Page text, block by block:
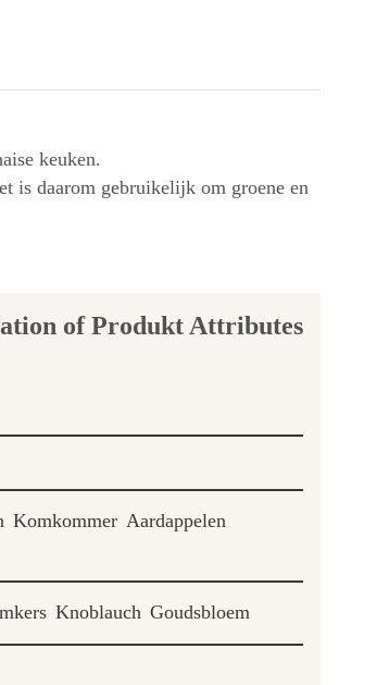
keuken.
is daarom gebruikelijk om groene en
Komkommer Aardappelen
Knoblauch Goudsbloem